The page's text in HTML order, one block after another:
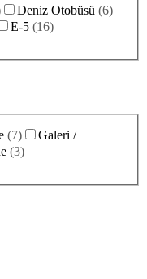
Deniz Otobüsü (6)
E-5 (16)
(7)
Galeri /
(3)